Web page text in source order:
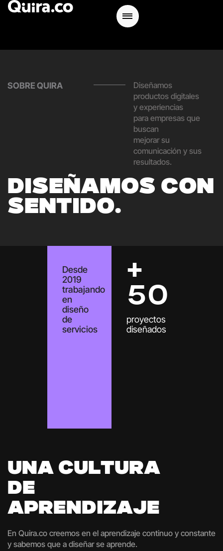
SOBRE QUIRA
Diseñamos
productos digitales
y experiencias
para empresas que
buscan
mejorar su
comunicación y sus
resultados.
DISEÑAMOS CON
SENTIDO.
Desde
2019
trabajando
en
diseño
de
servicios
+
50
proyectos
diseñados
UNA CULTURA
DE
APRENDIZAJE
En Quira.co creemos en el aprendizaje continuo y constante
y sabemos que a diseñar se aprende.